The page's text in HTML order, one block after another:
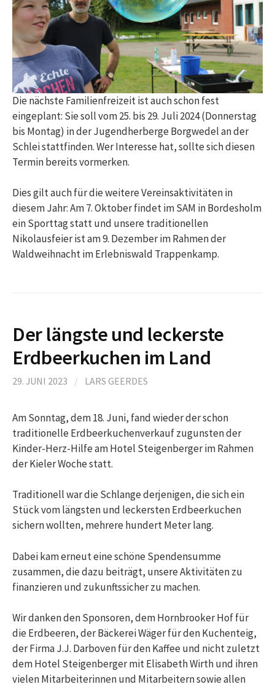
Die nächste Familienfreizeit ist auch schon fest
eingeplant: Sie soll vom 25. bis 29. Juli 2024 (Donnerstag
bis Montag) in der Jugendherberge Borgwedel an der
Schlei stattfinden. Wer Interesse hat, sollte sich diesen
Termin bereits vormerken.
Dies gilt auch für die weitere Vereinsaktivitäten in
diesem Jahr: Am 7. Oktober findet im SAM in Bordesholm
ein Sporttag statt und unsere traditionellen
Nikolausfeier ist am 9. Dezember im Rahmen der
Waldweihnacht im Erlebniswald Trappenkamp.
Der längste und leckerste
Erdbeerkuchen im Land
29. JUNI 2023 / LARS GEERDES
Am Sonntag, dem 18. Juni, fand wieder der schon
traditionelle Erdbeerkuchenverkauf zugunsten der
Kinder-Herz-Hilfe am Hotel Steigenberger im Rahmen
der Kieler Woche statt.
Traditionell war die Schlange derjenigen, die sich ein
Stück vom längsten und leckersten Erdbeerkuchen
sichern wollten, mehrere hundert Meter lang.
Dabei kam erneut eine schöne Spendensumme
zusammen, die dazu beiträgt, unsere Aktivitäten zu
finanzieren und zukunftssicher zu machen.
Wir danken den Sponsoren, dem Hornbrooker Hof für
die Erdbeeren, der Bäckerei Wäger für den Kuchenteig,
der Firma J.J. Darboven für den Kaffee und nicht zuletzt
dem Hotel Steigenberger mit Elisabeth Wirth und ihren
vielen Mitarbeiterinnen und Mitarbeitern sowie allen